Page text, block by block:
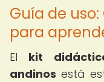
Guía de
para
El kit
andinos está